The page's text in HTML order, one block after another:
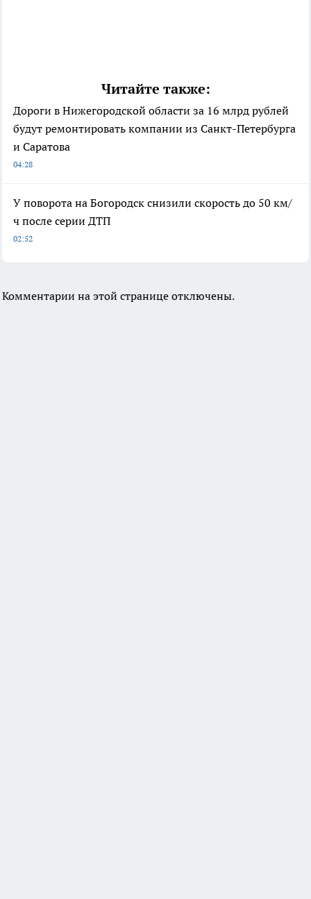
Читайте также:
Дороги в Нижегородской области за 16 млрд рублей
будут ремонтировать компании из Санкт-Петербурга
и Саратова
04:28
У поворота на Богородск снизили скорость до 50 км/
ч после серии ДТП
02:52
Комментарии на этой странице отключены.